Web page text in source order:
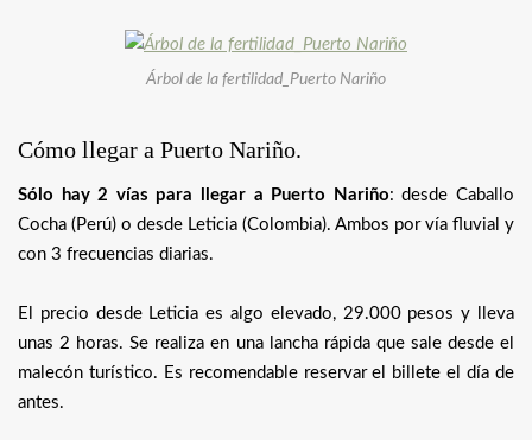
Árbol de la fertilidad_Puerto Nariño
Cómo llegar a Puerto Nariño.
Sólo hay 2 vías para llegar a Puerto Nariño: desde Caballo
Cocha (Perú) o desde Leticia (Colombia). Ambos por vía fluvial y
con 3 frecuencias diarias.
El precio desde Leticia es algo elevado, 29.000 pesos y lleva
unas 2 horas. Se realiza en una lancha rápida que sale desde el
malecón turístico. Es recomendable reservar el billete el día de
antes.